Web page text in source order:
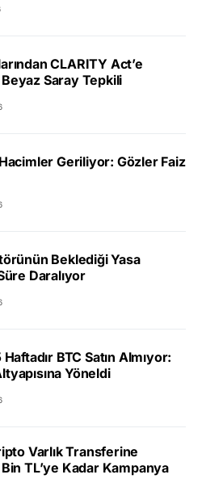
CLARITY Act’e
Saray Tepkili
Geriliyor: Gözler Faiz
Beklediği Yasa
Daralıyor
BTC Satın Almıyor:
Yöneldi
Varlık Transferine
TL’ye Kadar Kampanya